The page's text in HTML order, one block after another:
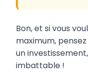
Bon, et si vous
maximum,
un
imbattable !